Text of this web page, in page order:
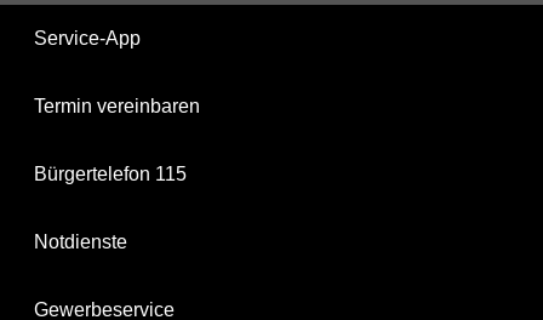
Service-App
Termin vereinbaren
Bürgertelefon 115
Notdienste
Gewerbeservice